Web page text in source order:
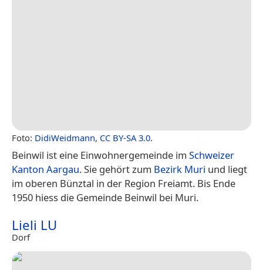
Foto: DidiWeidmann, CC BY-SA 3.0.
Beinwil ist eine Einwohnergemeinde im Schweizer
Kanton Aargau. Sie gehört zum Bezirk Muri und liegt
im oberen Bünztal in der Region Freiamt. Bis Ende
1950 hiess die Gemeinde Beinwil bei Muri.
Lieli LU
Dorf